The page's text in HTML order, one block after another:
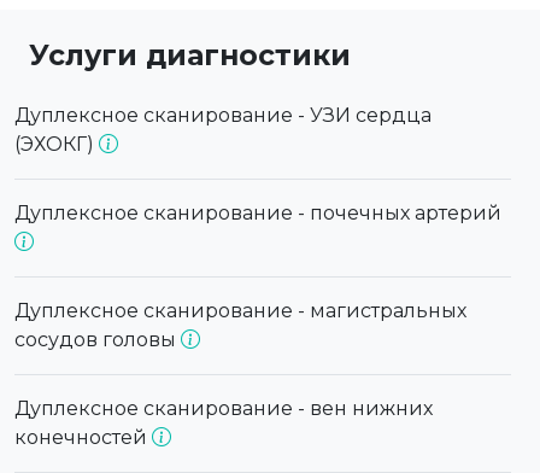
Услуги диагностики
Дуплексное сканирование - УЗИ сердца
(ЭХОКГ)
Дуплексное сканирование - почечных артерий
Дуплексное сканирование - магистральных
сосудов головы
Дуплексное сканирование - вен нижних
конечностей